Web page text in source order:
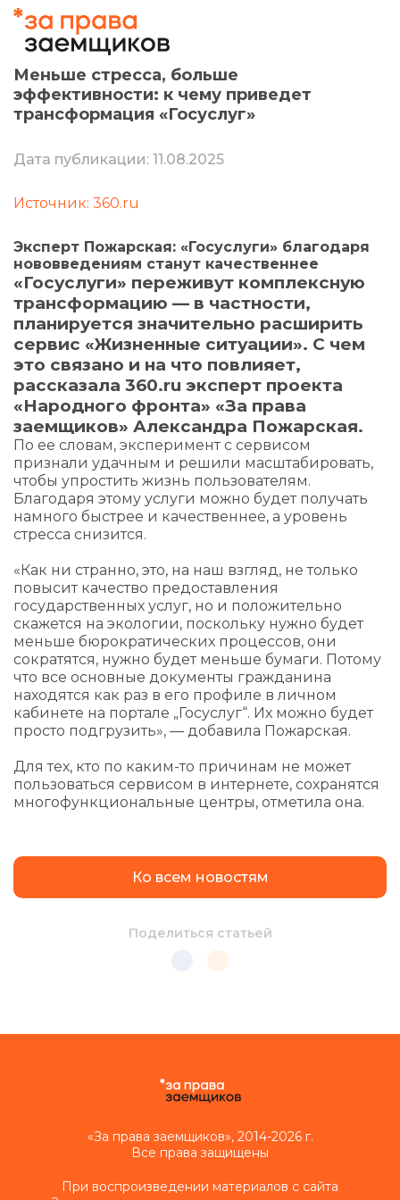
Меньше стресса, больше
эффективности: к чему приведет
трансформация «Госуслуг»
Дата публикации: 11.08.2025
Источник: 360.ru
Эксперт Пожарская: «Госуслуги» благодаря
нововведениям станут качественнее
«Госуслуги» переживут комплексную
трансформацию — в частности,
планируется значительно расширить
сервис «Жизненные ситуации». С чем
это связано и на что повлияет,
рассказала 360.ru эксперт проекта
«Народного фронта» «За права
заемщиков» Александра Пожарская.
По ее словам, эксперимент с сервисом
признали удачным и решили масштабировать,
чтобы упростить жизнь пользователям.
Благодаря этому услуги можно будет получать
намного быстрее и качественнее, а уровень
стресса снизится.
«Как ни странно, это, на наш взгляд, не только
повысит качество предоставления
государственных услуг, но и положительно
скажется на экологии, поскольку нужно будет
меньше бюрократических процессов, они
сократятся, нужно будет меньше бумаги. Потому
что все основные документы гражданина
находятся как раз в его профиле в личном
кабинете на портале „Госуслуг“. Их можно будет
просто подгрузить», — добавила Пожарская.
Для тех, кто по каким-то причинам не может
пользоваться сервисом в интернете, сохранятся
многофункциональные центры, отметила она.
Ко всем новостям
Поделиться статьей
«За права заемщиков», 2014-2026 г.
Все права защищены
При воспроизведении материалов с сайта